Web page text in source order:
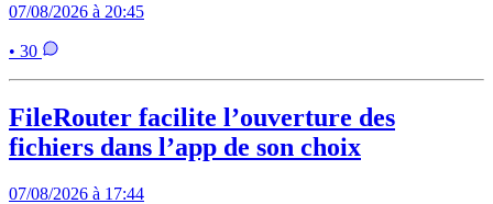
07/08/2026 à 20:45
• 30
FileRouter facilite l’ouverture des
fichiers dans l’app de son choix
07/08/2026 à 17:44